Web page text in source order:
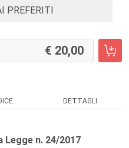
PREFERITI
20,00
DETTAGLI
n. 24/2017